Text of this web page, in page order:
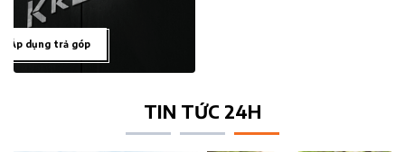
Áp dụng trả góp
TIN TỨC 24H